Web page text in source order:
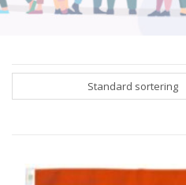
Standard sortering